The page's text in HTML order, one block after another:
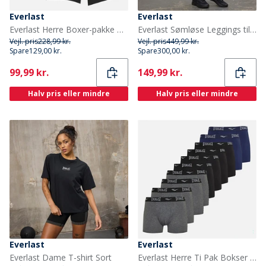
Everlast
Everlast Herre Boxer-pakke med 5 stykker Sort/Sort
Vejl. pris228,99 kr.
Spare129,00 kr.
Current
99,99 kr.
Halv pris eller mindre
Everlast
Everlast Sømløse Leggings til Kvinder Sort
Vejl. pris449,99 kr.
Spare300,00 kr.
Current
149,99 kr.
Halv pris eller mindre
Everlast
Everlast Dame T-shirt Sort
Everlast
Everlast Herre Ti Pak Bokser Sort Multi